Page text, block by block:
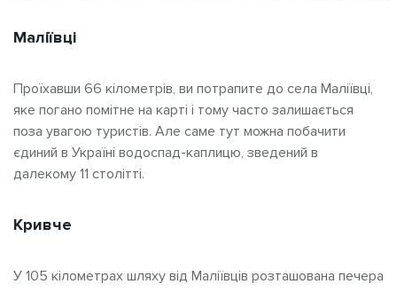
Маліївці
Проїхавши 66 кілометрів, ви потрапите до села Маліївці,
яке погано помітне на карті і тому часто залишається
поза увагою туристів. Але саме тут можна побачити
єдиний в Україні водоспад-каплицю, зведений в
далекому 11 столітті.
Кривче
У 105 кілометрах шляху від Маліївців розташована печера